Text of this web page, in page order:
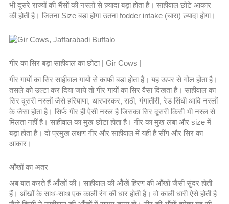
भी दूसरे राज्यों की भैंसों की नस्लों से ज़्यादा बड़ा होता है। साहीवाल छोटे आकार
की होती है। जितना Size बड़ा होगा उतना fodder intake (चारा) ज़्यादा होगा।
गीर का सिर बड़ा साहीवाल का छोटा | Gir Cows |
गीर गायों का सिर साहीवाल गायों से काफी बड़ा होता है। यह ऊपर से गोल होता है।
तसले को उल्टा कर दिया जाये तो गीर गायों का सिर वैसा दिखता है। साहीवाल का
सिर दूसरी नस्लों जैसे हरियाणा, थारपारकर, राठी, गंगातीरी, रेड सिंधी आदि नस्लों
के जैसा होता है। सिर्फ गीर ही ऐसी नस्ल है जिसका सिर दूसरी किसी भी नस्ल से
मिलता नहीं है। साहीवाल का मुख छोटा होता है। गीर का मुख लंबा और size में
बड़ा होता है। दो प्रमुख लक्षण गीर और साहीवाल में यही है सींग और सिर का
आकार।
आँखों का अंतर
अब बात करते हैं आँखों की। साहीवाल की ऑंखें हिरण की आँखों जैसी सुंदर होती
हैं। आँखों के साथ-साथ एक काली रंग की धार होती है। वो काली धारी ऐसे होती है